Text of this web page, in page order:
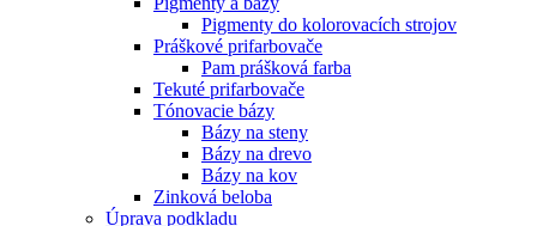
Pigmenty do kolorovacích strojov
Práškové prifarbovače
Pam prášková farba
Tekuté prifarbovače
Tónovacie bázy
Bázy na steny
Bázy na drevo
Bázy na kov
Zinková beloba
Úprava podkladu